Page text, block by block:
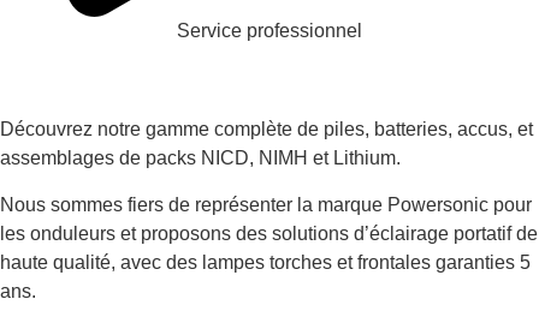
Service professionnel
Découvrez notre gamme complète de piles, batteries, accus, et
assemblages de packs NICD, NIMH et Lithium.
Nous sommes fiers de représenter la marque Powersonic pour
les onduleurs et proposons des solutions d’éclairage portatif de
haute qualité, avec des lampes torches et frontales garanties 5
ans.